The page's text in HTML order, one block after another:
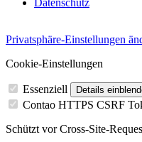
Privatsphäre-Einstellungen
Cookie-Einstellungen
Essenziell Details
Contao HTTPS CSRF
Schützt vor Cross-Site-